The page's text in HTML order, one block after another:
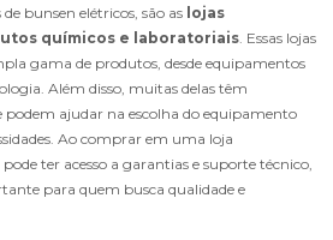
bunsen elétricos, são as lojas
químicos e laboratoriais. Essas lojas
gama de produtos, desde equipamentos
Além disso, muitas delas têm
podem ajudar na escolha do equipamento
Ao comprar em uma loja
ter acesso a garantias e suporte técnico,
para quem busca qualidade e